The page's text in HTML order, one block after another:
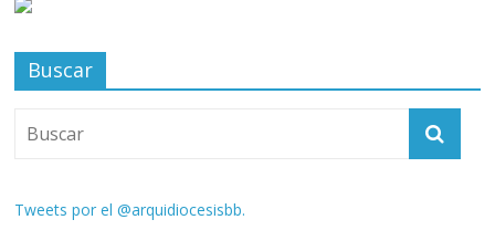
Buscar
Tweets por el @arquidiocesisbb.